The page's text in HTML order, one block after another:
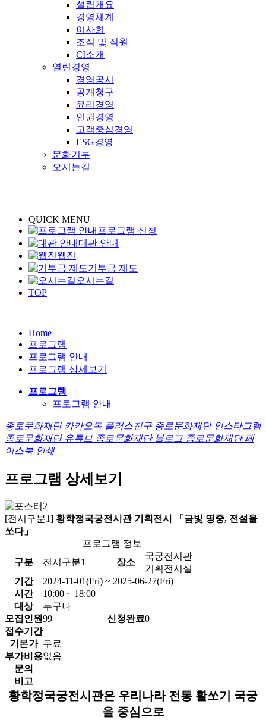
설립개요
경영체계
이사회
조직 및 직원
CI소개
열린경영
경영공시
공개청구
윤리경영
인권경영
고객중심경영
ESG경영
문화기부
오시는길
QUICK MENU
프로그램 신청
대관 안내
웹진
기부금 제도
오시는길
TOP
Home
프로그램
프로그램 안내
프로그램 상세보기
프로그램
프로그램 안내
종로문화재단 카카오톡 플러스친구 종로문화재단 인스타그램
종로문화재단 유튜브 종로문화재단 블로그 종로문화재단 페
이스북 인쇄
프로그램 상세보기
[전시구분1] 황학정국궁전시관 기획전시 「금빛 명중, 전설을
쏘다」
프로그램 정보
구분
전시구분1 장소
국궁전시관
기획전시실
기간
2024-11-01(Fri) ~ 2025-06-27(Fri)
시간
10:00 ~ 18:00
대상
누구나
모집인원99 신청완료0
접수기간
기본가 무료
부가비용없음
문의
비고
황학정국궁전시관은 우리나라 전통 활쏘기 국궁
을 중심으로